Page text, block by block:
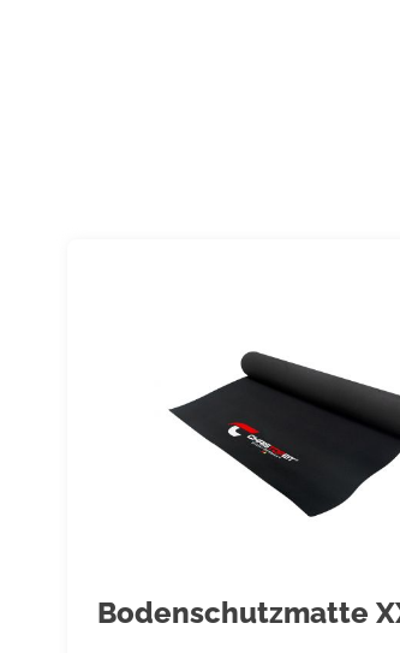
kann definieren, welcher maximalen
selbst aussetzen darf und genaue
gegen Benutzung solange es noch nicht in
9. Bei der Einstellung von verstellbaren
maximale Einstellposition und
10. Sofern in der Anleitung nicht anders
11. Es sind Trainingskleidung und Schuhe
Gerät geeignet sind. Die Kleidung muss so
Bodenschutzmatte